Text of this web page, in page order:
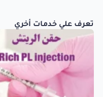
تعرف علي خدمات أخري